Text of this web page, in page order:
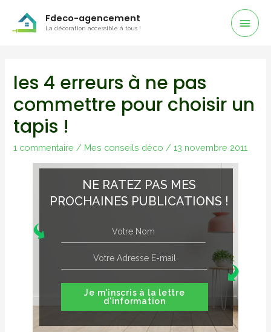
Fdeco-agencement
La décoration accessible à tous !
les 4 erreurs à ne pas
commettre pour choisir un
tapis !
1 commentaire / Mes conseils déco /13 novembre 2011
NE RATEZ PAS MES
PROCHAINES PUBLICATIONS !
Je m'inscris à la lettre
d'information